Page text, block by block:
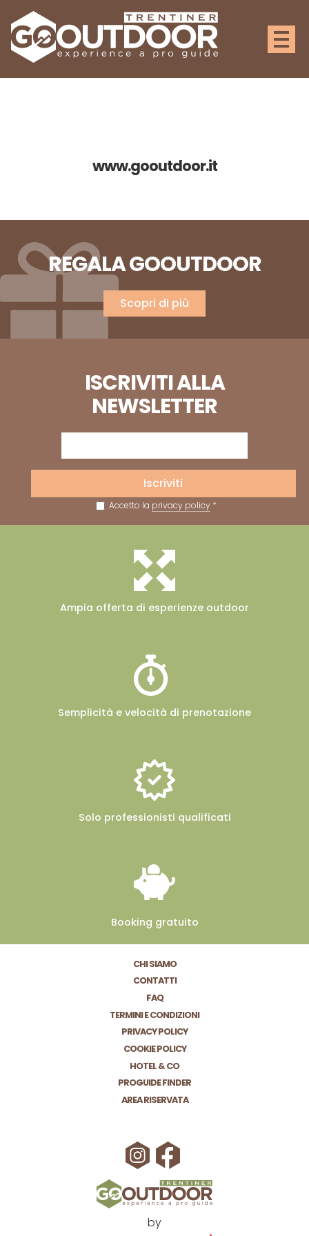
www.gooutdoor.it
REGALA GOOUTDOOR
Scopri di più
ISCRIVITI ALLA
NEWSLETTER
Accetto la privacy policy*
Iscriviti
Ampia offerta di esperienze outdoor
Semplicità e velocità di prenotazione
Solo professionisti qualificati
Booking gratuito
CHI SIAMO
CONTATTI
FAQ
TERMINI E CONDIZIONI
PRIVACY POLICY
COOKIE POLICY
HOTEL & CO
PROGUIDE FINDER
AREA RISERVATA
by